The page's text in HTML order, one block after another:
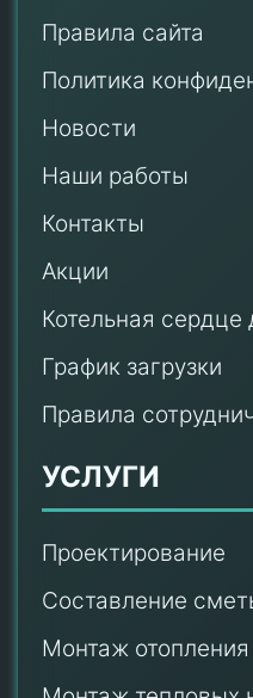
Правила сайта
Политика
Новости
Наши работы
Контакты
Акции
Котельная сердце
График загрузки
Правила
УСЛУГИ
Проектирование
Составление
Монтаж отопления